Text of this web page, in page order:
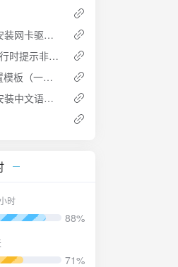
记一次CentOS安装网卡驱动的记录
解决shell脚本执行时提示非法字符^M的办法
OpenVPN的配置模板（一）之服务器模式
LEDE官方固件安装中文语言包的方法
时
88%
71%